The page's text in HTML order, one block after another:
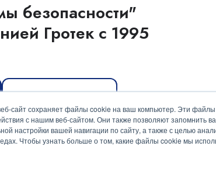
сайт сохраняет файлы cookie на ваш компьютер. Эти
с нашим веб-сайтом. Они также позволяют запомнить
настройки вашей навигации по сайту, а также с целью
Чтобы узнать больше о том, какие файлы cookie мы
безопасности"
Гротек с 1995
Скачать медиакит